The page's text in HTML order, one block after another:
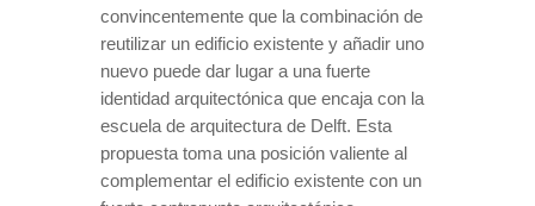
convincentemente que la combinación de
reutilizar un edificio existente y añadir uno
nuevo puede dar lugar a una fuerte
identidad arquitectónica que encaja con la
escuela de arquitectura de Delft. Esta
propuesta toma una posición valiente al
complementar el edificio existente con un